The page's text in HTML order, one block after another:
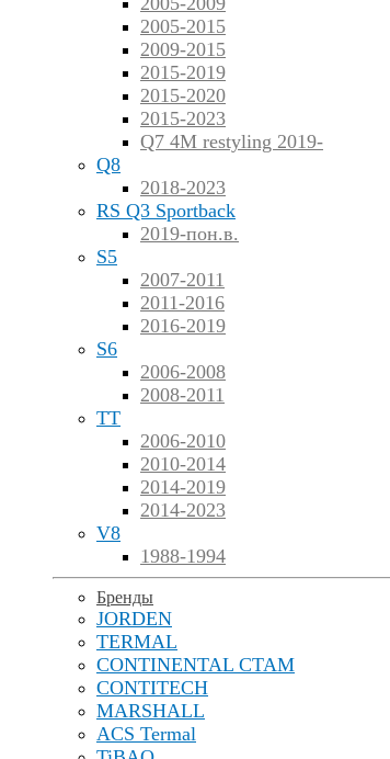
2005-2015
2009-2015
2015-2019
2015-2020
2015-2023
Q7 4M restyling 2019-
Q8
2018-2023
RS Q3 Sportback
2019-пон.в.
S5
2007-2011
2011-2016
2016-2019
S6
2006-2008
2008-2011
TT
2006-2010
2010-2014
2014-2019
2014-2023
V8
1988-1994
Бренды
JORDEN
TERMAL
CONTINENTAL CTAM
CONTITECH
MARSHALL
ACS Termal